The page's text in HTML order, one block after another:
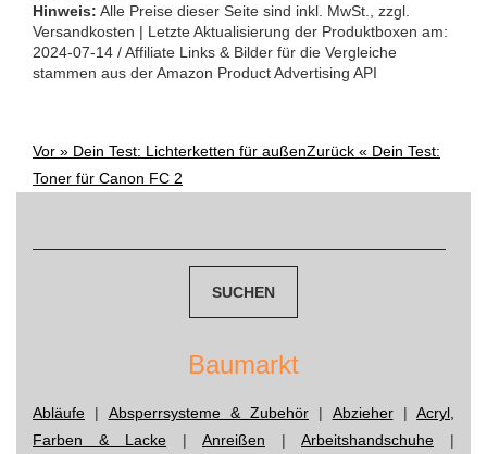
Hinweis: Alle Preise dieser Seite sind inkl. MwSt., zzgl.
Versandkosten | Letzte Aktualisierung der Produktboxen am:
2024-07-14 / Affiliate Links & Bilder für die Vergleiche
stammen aus der Amazon Product Advertising API
Post
Vor » Dein Test: Lichterketten für außenZurück « Dein Test:
Toner für Canon FC 2
Baumarkt
Abläufe | Absperrsysteme & Zubehör | Abzieher| Acryl,
Farben & Lacke | Anreißen | Arbeitshandschuhe |